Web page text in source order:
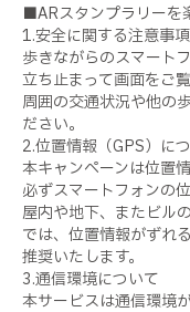
■ARスタンプラリーを
1.安全に関する注意事項
歩きながらのスマート
立ち止まって画面をご覧
周囲の交通状況や他の
ださい。
2.位置情報（GPS）に
本キャンペーンは位置
必ずスマートフォンの
屋内や地下、またビル
では、位置情報がずれ
推奨いたします。
3.通信環境について
本サービスは通信環境